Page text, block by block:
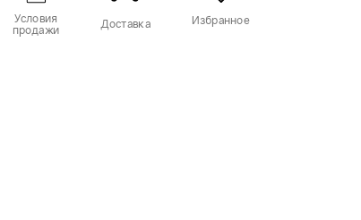
Условия
продажи
Доставка Избранное